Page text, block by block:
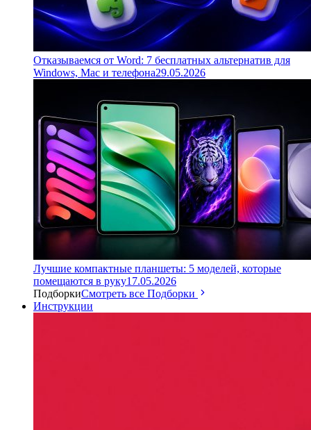
Отказываемся от Word: 7 бесплатных альтернатив для
Windows, Mac и телефона29.05.2026
Лучшие компактные планшеты: 5 моделей, которые
помещаются в руку17.05.2026
ПодборкиСмотреть все Подборки
Инструкции